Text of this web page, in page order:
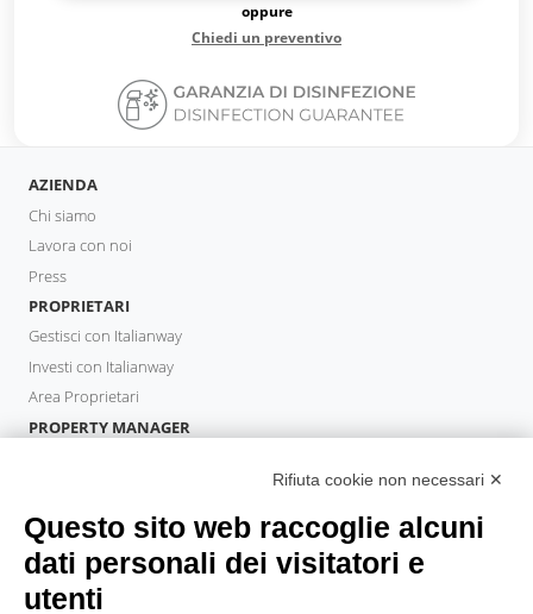
oppure
Chiedi un preventivo
AZIENDA
Chi siamo
Lavora con noi
Press
PROPRIETARI
Gestisci con Italianway
Investi con Italianway
Area Proprietari
PROPERTY MANAGER
OSPITI
Prenota un soggiorno
Soggiorni lunghi
Esperienze per gli ospiti
Rifiuta cookie non necessari ✕
Questo sito web raccoglie alcuni
dati personali dei visitatori e
utenti